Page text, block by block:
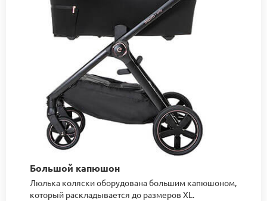
Большой капюшон
Люлька коляски оборудована большим капюшоном,
который раскладывается до размеров XL.